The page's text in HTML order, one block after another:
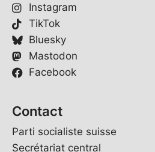
Instagram
TikTok
Bluesky
Mastodon
Facebook
Contact
Parti socialiste suisse
Secrétariat central